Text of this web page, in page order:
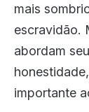
mais
escravidão.
abordam
importante